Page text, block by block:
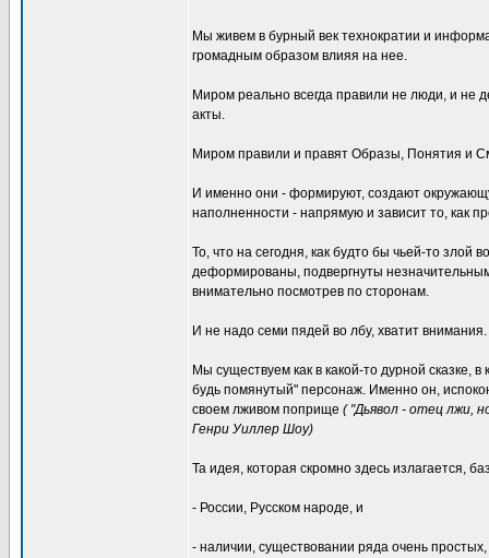
Мы живем в бурный век технократии и
громадным образом влияя на нее.
Миром реально всегда правили не люди, и не
акты.
Миром правили и правят Образы, Понятия и
И именно они - формируют, создают
наполненности - напрямую и зависит то, как
То, что на сегодня, как будто бы чьей-то
деформированы, подвергнуты
внимательно посмотрев по сторонам.
И не надо семи пядей во лбу, хватит внимания.
Мы существуем как в какой-то дурной сказке,
будь помянутый" персонаж. Именно он,
своем лживом поприще ( "Дьявол - отец лжи,
Генри Уиллер Шоу)
Та идея, которая скромно здесь излагается,
- России, Русском народе, и
- наличии, существовании ряда очень